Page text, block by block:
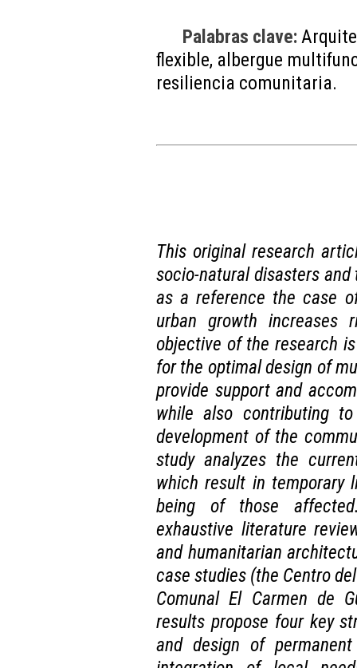
Palabras clave:
flexible, albergue
resiliencia comunitaria.
This original research
socio-natural disasters
as a reference the case
urban growth increases
objective of the research
for the optimal design of
provide support and
while also contributing
development of the
study analyzes the
which result in temporary
being of those
exhaustive literature
and humanitarian
case studies (the Centro
Comunal El Carmen de
results propose four key
and design of